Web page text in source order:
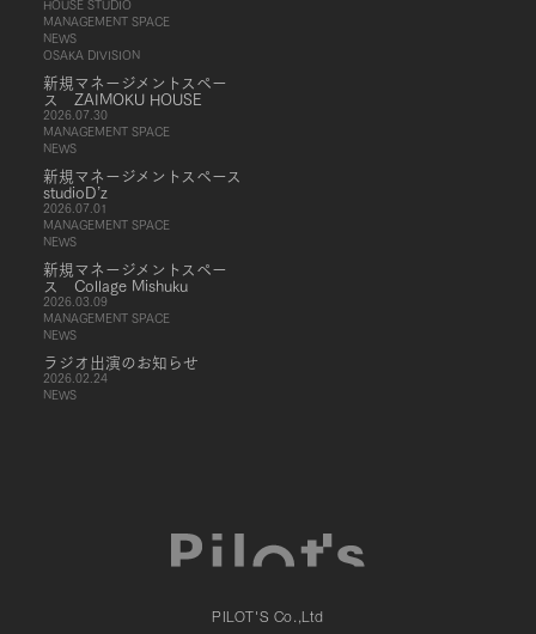
HOUSE STUDIO
MANAGEMENT SPACE
NEWS
OSAKA DIVISION
新規マネージメントスペー
ス ZAIMOKU HOUSE
2026.07.30
MANAGEMENT SPACE
NEWS
新規マネージメントスペース
studioD’z
2026.07.01
MANAGEMENT SPACE
NEWS
新規マネージメントスペー
ス Collage Mishuku
2026.03.09
MANAGEMENT SPACE
NEWS
ラジオ出演のお知らせ
2026.02.24
NEWS
PILOT'S Co.,Ltd